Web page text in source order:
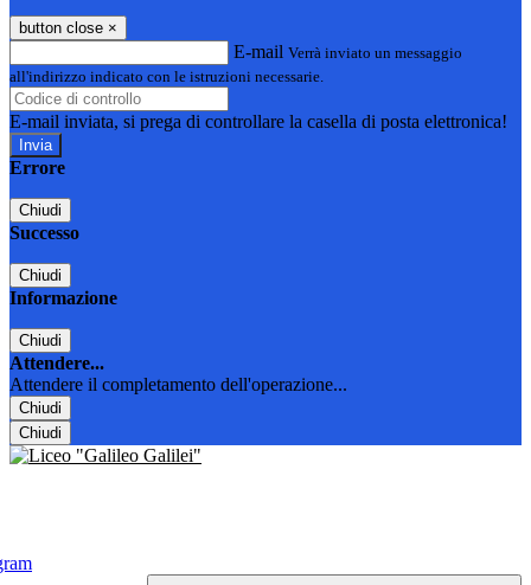
button close ×
E-mail Verrà inviato un messaggio
all'indirizzo indicato con le istruzioni necessarie.
E-mail inviata, si prega di controllare la casella di posta elettronica!
Errore
Chiudi
Successo
Chiudi
Informazione
Chiudi
Attendere...
Attendere il completamento dell'operazione...
Chiudi
Chiudi